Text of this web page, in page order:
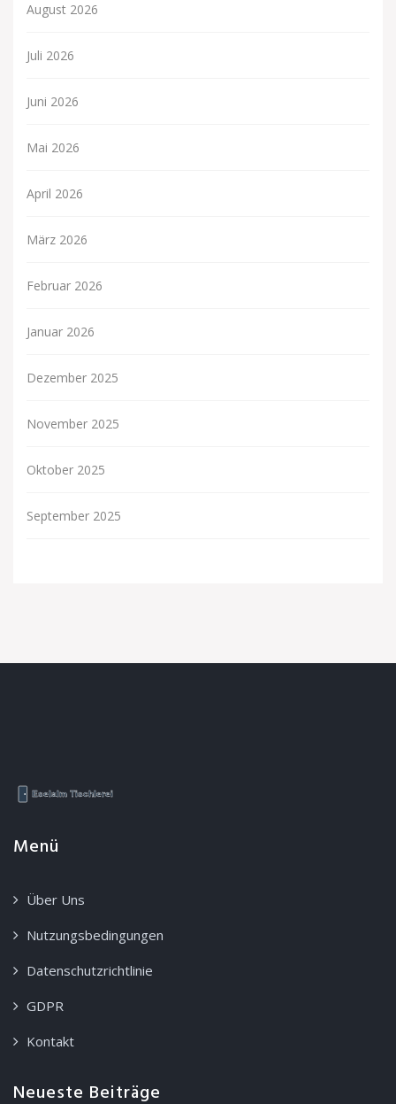
August 2026
Juli 2026
Juni 2026
Mai 2026
April 2026
März 2026
Februar 2026
Januar 2026
Dezember 2025
November 2025
Oktober 2025
September 2025
Menü
Über Uns
Nutzungsbedingungen
Datenschutzrichtlinie
GDPR
Kontakt
Neueste Beiträge